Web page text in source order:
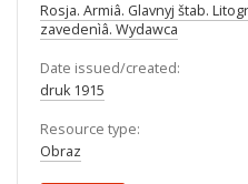
Rosja. Armiâ. Glavnyj štab.
zavedenìâ. Wydawca
Date issued/created:
druk 1915
Resource type:
Obraz